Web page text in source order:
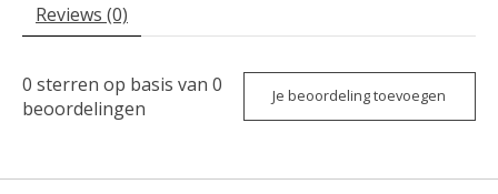
Reviews (0)
0 sterren op basis van 0
beoordelingen
Je beoordeling toevoegen